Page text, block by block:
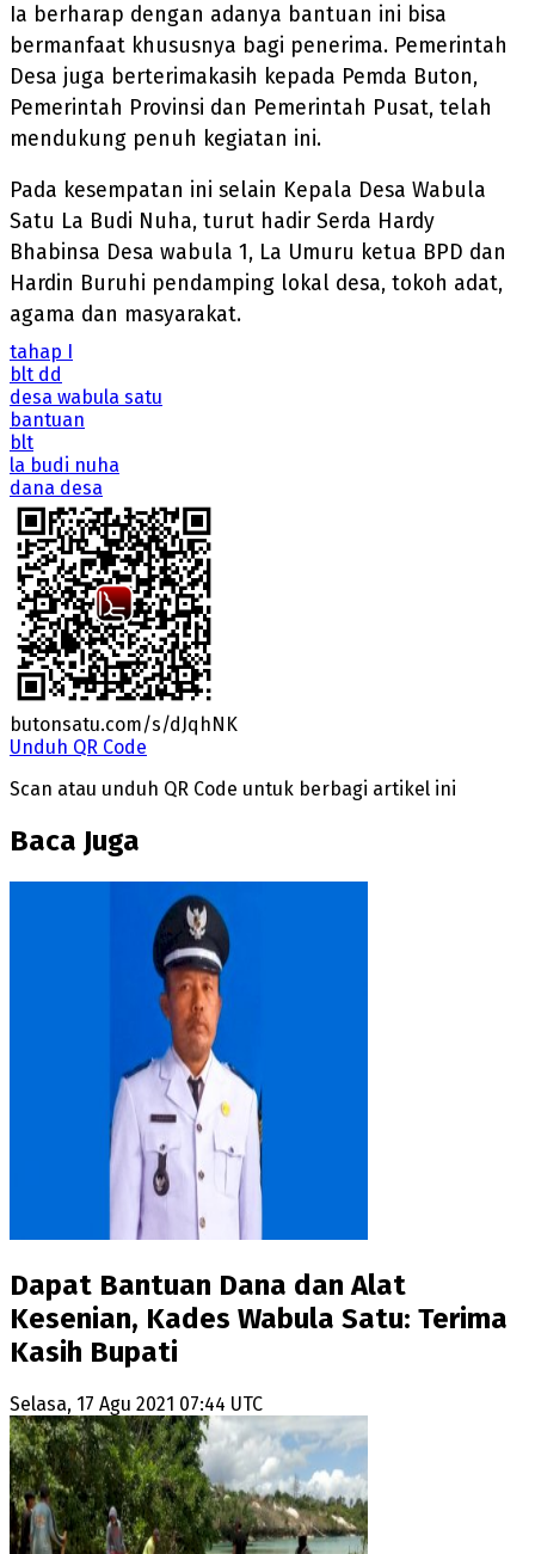
Ia berharap dengan adanya bantuan ini bisa
bermanfaat khususnya bagi penerima. Pemerintah
Desa juga berterimakasih kepada Pemda Buton,
Pemerintah Provinsi dan Pemerintah Pusat, telah
mendukung penuh kegiatan ini.
Pada kesempatan ini selain Kepala Desa Wabula
Satu La Budi Nuha, turut hadir Serda Hardy
Bhabinsa Desa wabula 1, La Umuru ketua BPD dan
Hardin Buruhi pendamping lokal desa, tokoh adat,
agama dan masyarakat.
tahap I
blt dd
desa wabula satu
bantuan
blt
la budi nuha
dana desa
butonsatu.com/s/dJqhNK
Unduh QR Code
Scan atau unduh QR Code untuk berbagi artikel ini
Baca Juga
Dapat Bantuan Dana dan Alat
Kesenian, Kades Wabula Satu: Terima
Kasih Bupati
Selasa, 17 Agu 2021 07:44 UTC